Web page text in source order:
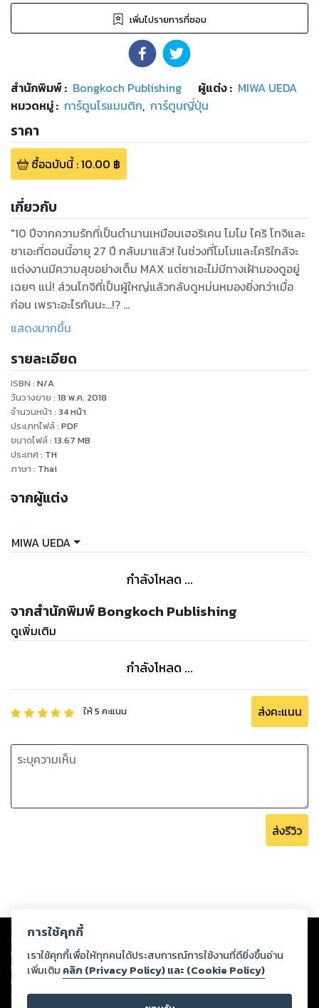
เพิ่มไปรายการที่ชอบ
สำนักพิมพ์: Bongkoch Publishing ผู้แต่ง : MIWA UEDA
หมวดหมู่: การ์ตูนโรแมนติก, การ์ตูนญี่ปุ่น
ราคา
ซื้อฉบับนี้:10.00 ฿
เกี่ยวกับ
"10 ปีจากความรักที่เป็นตำนานเหมือนเฮอริเคน โมโม ไคริ โทจิและ
ซาเอะที่ตอนนี้อายุ 27 ปี กลับมาแล้ว! ในช่วงที่โมโมและไคริใกล้จะ
แต่งงานมีความสุขอย่างเต็ม MAX แต่ซาเอะไม่มีทางเฝ้ามองดูอยู่
เฉยๆ แน่! ส่วนโทจิที่เป็นผู้ใหญ่แล้วกลับดูหม่นหมองยิ่งกว่าเมื่อ
ก่อน เพราะอะไรกันนะ...!?
เมื่อทั้ง 4 คนกลับมาพบกันอีกครั้งในรอบ 10 ปี พลังแห่งรักที่เกิด
"
แสดงมากขึ้น
รายละเอียด
ISBN : N/A
วันวางขาย : 18 พ.ค. 2018
จำนวนหน้า : 34หน้า
ประเภทไฟล์: PDF
ขนาดไฟล์: 13.67 MB
ประเทศ: TH
ภาษา : Thai
จากผู้แต่ง
MIWA UEDA
กำลังโหลด ...
จากสำนักพิมพ์ Bongkoch Publishing
ดูเพิ่มเติม
กำลังโหลด ...
ให้5 คะแนน ส่งคะแนน
ส่งรีวิว
Copyright © 2026
ต่อผลงานหรือเนื้อหาใดที่อัปโหลดผ่านเว็บไซต์และปรากฏว่าละเมิดสิทธิใน
ทรัพย์สินทางปัญญาของบุคคลอื่นหรือขัดต่อกฎหมายและศีลธรรม ดังนั้น ผู้อ่าน
ทุกท่านโปรดใช้วิจารณญาณในการกลั่นกรองด้วยตนเอง และหากท่านพบว่าส่วน
หนึ่งส่วนใดขัดต่อกฎหมายและศีลธรรม กรุณาแจ้งมายังบริษัท เพื่อทีมงานจะได้
ดำเนินการในทันที ทั้งนี้ ทางสตอรี่ล็อกขอสงวนลิขสิทธิ์ตามพระราชบัญญัติ
การใช้คุกกี้
เราใช้คุกกี้เพื่อให้ทุกคนได้ประสบการณ์การใช้งานที่ดียิ่งขึ้นอ่าน
เพิ่มเติม คลิก (Privacy Policy) และ (Cookie Policy)